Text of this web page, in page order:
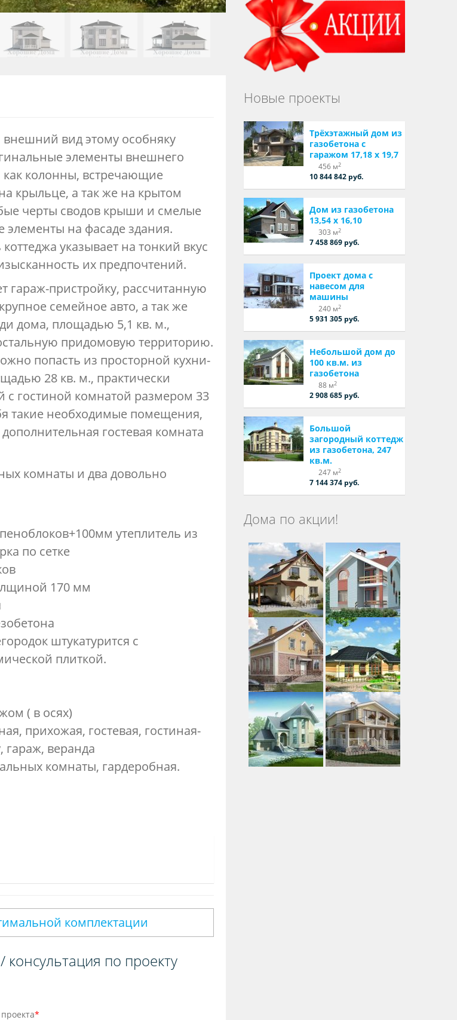
вид этому особняку
элементы внешнего
как колонны, встречающие
крыльце, а так же на крытом
черты сводов крыши и смелые
элементы на фасаде здания.
указывает на тонкий вкус
их предпочтений.
гараж-пристройку, рассчитанную
семейное авто, а так же
дома, площадью 5,1 кв. м.,
придомовую территорию.
попасть из просторной кухни-
28 кв. м., практически
гостиной комнатой размером 33
такие необходимые помещения,
гостевая комната
комнаты и два довольно
утеплитель из
по сетке
170 мм
штукатурится с
плиткой.
( в осях)
прихожая, гостевая, гостиная-
гараж, веранда
комнаты, гардеробная.
комплектации
консультация по проекту
*
Новые проекты
Трёхэтажный дом из
газобетона с
гаражом 17,18 х 19,7
456 м2
10 844 842 руб.
Дом из газобетона
13,54 х 16,10
303 м2
7 458 869 руб.
Проект дома с
навесом для
машины
240 м2
5 931 305 руб.
Небольшой дом до
100 кв.м. из
газобетона
88 м2
2 908 685 руб.
Большой
загородный коттедж
из газобетона, 247
кв.м.
247 м2
7 144 374 руб.
Дома по акции!